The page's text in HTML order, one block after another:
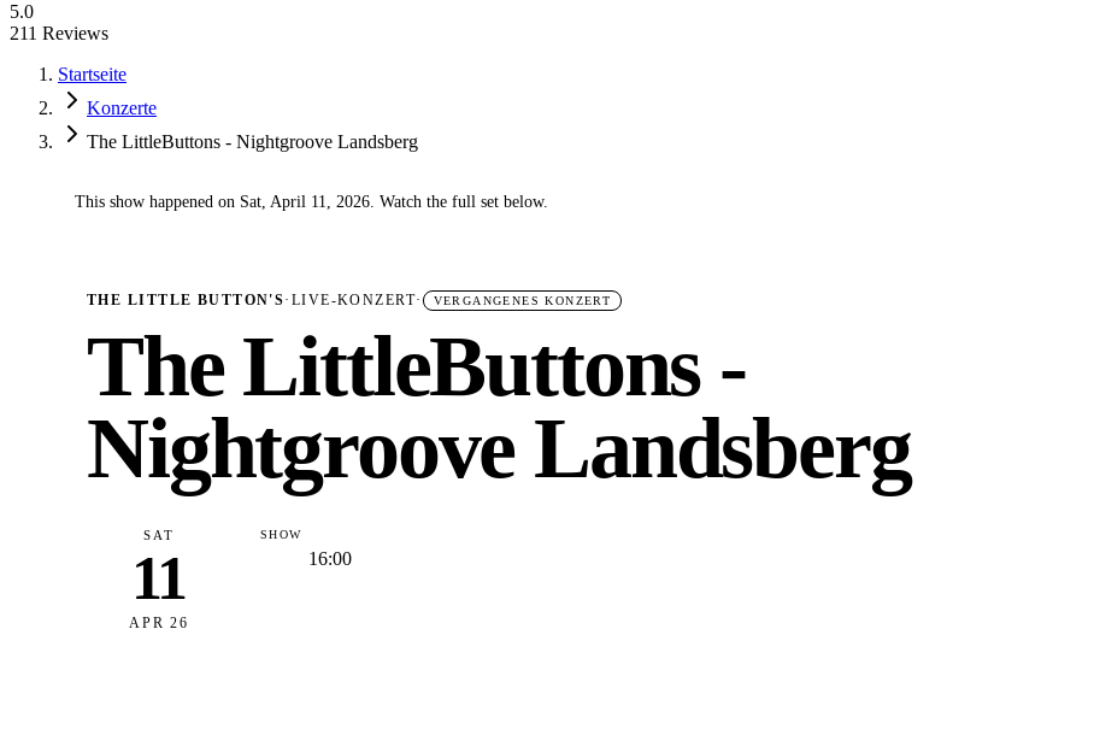
5.0
211 Reviews
Startseite
Konzerte
The LittleButtons - Nightgroove Landsberg
This show happened on Sat, April 11, 2026. Watch the full set below.
THE LITTLE BUTTON'S· LIVE-KONZERT· VERGANGENES KONZERT
The LittleButtons -
Nightgroove Landsberg
SAT
11
APR 26
SHOW
16:00